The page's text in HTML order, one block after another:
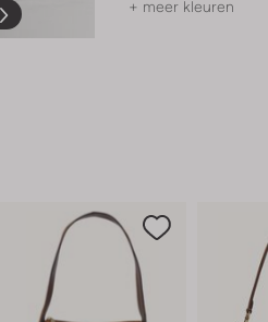
+ meer kleuren